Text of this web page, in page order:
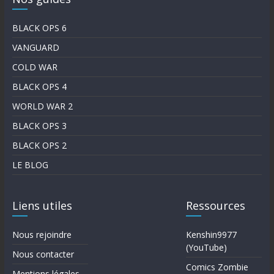
BLACK OPS 6
VANGUARD
COLD WAR
BLACK OPS 4
WORLD WAR 2
BLACK OPS 3
BLACK OPS 2
LE BLOG
Liens utiles
Nous rejoindre
Nous contacter
Ressources
Kenshin9977
(YouTube)
Comics Zombie